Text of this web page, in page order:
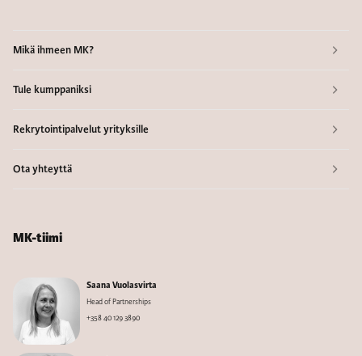
Mikä ihmeen MK?
Tule kumppaniksi
Rekrytointipalvelut yrityksille
Ota yhteyttä
MK-tiimi
Saana Vuolasvirta
Head of Partnerships
+358 40 129 3890